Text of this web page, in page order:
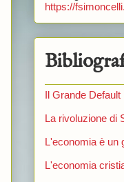
https://
Il Grande Default
La rivoluzione di
L'economia è un
L'economia